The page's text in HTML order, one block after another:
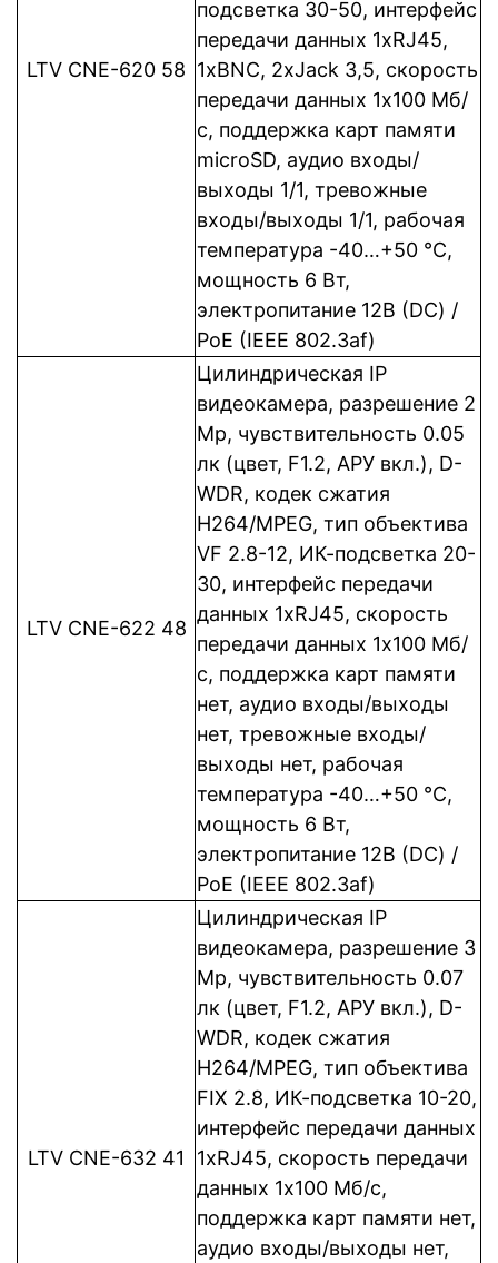
LTV CNE-620 58
подсветка 30-50, интерфейс
передачи данных 1xRJ45,
1xBNC, 2xJack 3,5, cкорость
передачи данных 1x100 Мб/
с, поддержка карт памяти
microSD, аудио входы/
выходы 1/1, тревожные
входы/выходы 1/1, рабочая
температура -40…+50 °C,
мощность 6 Вт,
электропитание 12В (DC) /
PoE (IEEE 802.3af)
LTV CNE-622 48
Цилиндрическая IP
видеокамера, разрешение 2
Mp, чувствительность 0.05
лк (цвет, F1.2, АРУ вкл.), D-
WDR, кодек сжатия
H264/MPEG, тип объектива
VF 2.8-12, ИК-подсветка 20-
30, интерфейс передачи
данных 1xRJ45, cкорость
передачи данных 1x100 Мб/
с, поддержка карт памяти
нет, аудио входы/выходы
нет, тревожные входы/
выходы нет, рабочая
температура -40…+50 °C,
мощность 6 Вт,
электропитание 12В (DC) /
PoE (IEEE 802.3af)
LTV CNE-632 41
Цилиндрическая IP
видеокамера, разрешение 3
Mp, чувствительность 0.07
лк (цвет, F1.2, АРУ вкл.), D-
WDR, кодек сжатия
H264/MPEG, тип объектива
FIX 2.8, ИК-подсветка 10-20,
интерфейс передачи данных
1xRJ45, cкорость передачи
данных 1x100 Мб/с,
поддержка карт памяти нет,
аудио входы/выходы нет,